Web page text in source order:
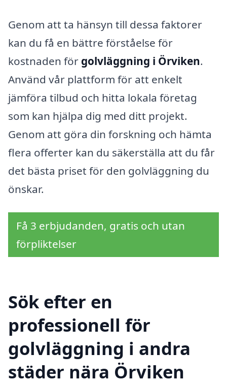
Genom att ta hänsyn till dessa faktorer
kan du få en bättre förståelse för
kostnaden för golvläggning i Örviken.
Använd vår plattform för att enkelt
jämföra tilbud och hitta lokala företag
som kan hjälpa dig med ditt projekt.
Genom att göra din forskning och hämta
flera offerter kan du säkerställa att du får
det bästa priset för den golvläggning du
önskar.
Få 3 erbjudanden, gratis och utan
förpliktelser
Sök efter en
professionell för
golvläggning i andra
städer nära Örviken